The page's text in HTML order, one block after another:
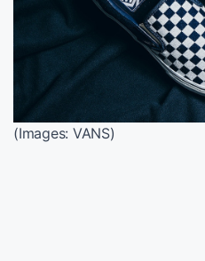
(Images: VANS)